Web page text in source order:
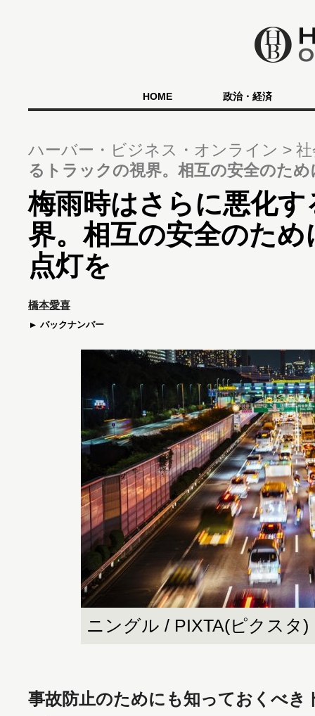
HOME 政治・経済
ハーバー・ビジネス・オンライン
るトラックの視界。相互の安全のた
梅雨時はさらに悪化
界。相互の安全のた
点灯を
橋本愛喜
バックナンバー
ニングル / PIXTA(ピクスタ)
事故防止のためにも知っておくべき